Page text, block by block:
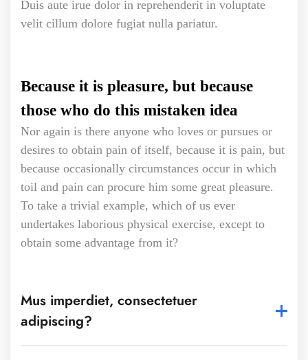
Duis aute irue dolor in reprehenderit in voluptate
velit cillum dolore fugiat nulla pariatur.
Because it is pleasure, but because
those who do this mistaken idea
Nor again is there anyone who loves or pursues or
desires to obtain pain of itself, because it is pain, but
because occasionally circumstances occur in which
toil and pain can procure him some great pleasure.
To take a trivial example, which of us ever
undertakes laborious physical exercise, except to
obtain some advantage from it?
Mus imperdiet, consectetuer
adipiscing?